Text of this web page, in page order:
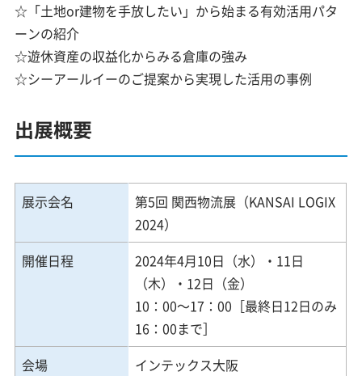
☆「土地or建物を手放したい」から始まる有効活用パタ
ーンの紹介
☆遊休資産の収益化からみる倉庫の強み
☆シーアールイーのご提案から実現した活用の事例
出展概要
展示会名
第5回 関西物流展（KANSAI LOGIX
2024）
開催日程
2024年4月10日（水）・11日
（木）・12日（金）
10：00～17：00［最終日12日のみ
16：00まで］
会場
インテックス大阪